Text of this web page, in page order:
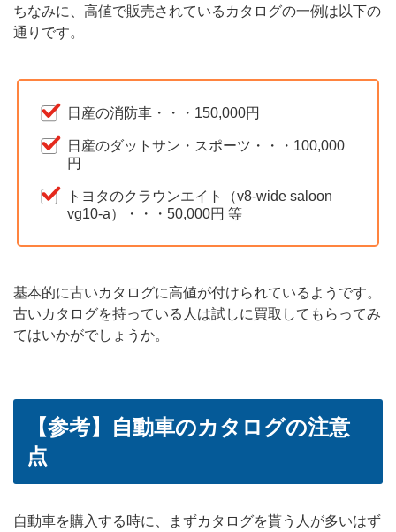
ちなみに、高値で販売されているカタログの一例は以下の
通りです。
日産の消防車・・・150,000円
日産のダットサン・スポーツ・・・100,000
円
トヨタのクラウンエイト（v8-wide saloon
vg10-a）・・・50,000円 等
基本的に古いカタログに高値が付けられているようです。
古いカタログを持っている人は試しに買取してもらってみ
てはいかがでしょうか。
【参考】自動車のカタログの注意
点
自動車を購入する時に、まずカタログを貰う人が多いはず